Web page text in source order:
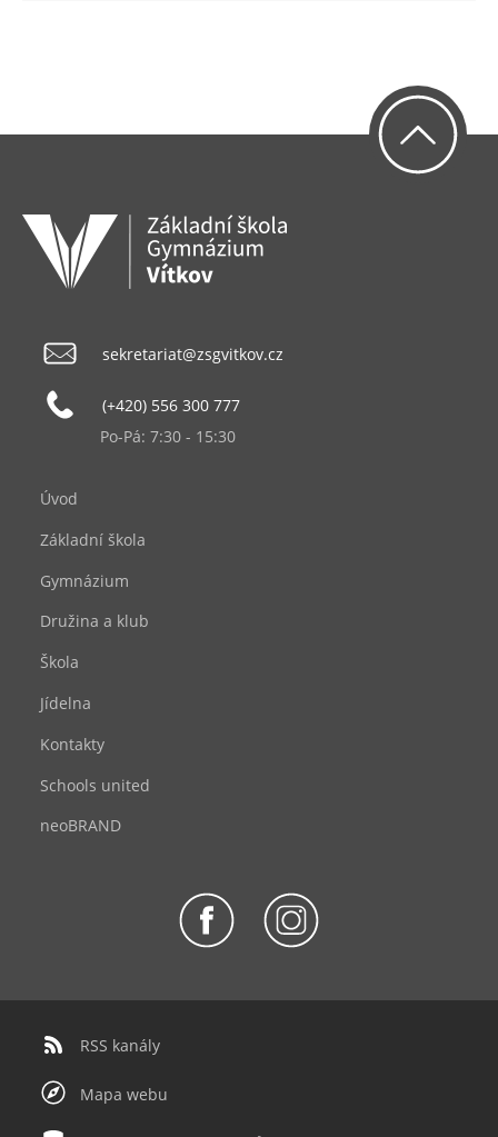
sekretariat@zsgvitkov.cz
(+420) 556 300 777
Po-Pá: 7:30 - 15:30
Úvod
Základní škola
Gymnázium
Družina a klub
Škola
Jídelna
Kontakty
Schools united
neoBRAND
RSS kanály
Mapa webu